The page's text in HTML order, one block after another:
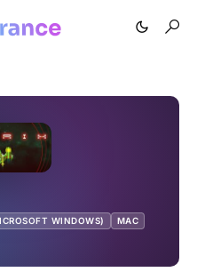
WINDOWS) MAC